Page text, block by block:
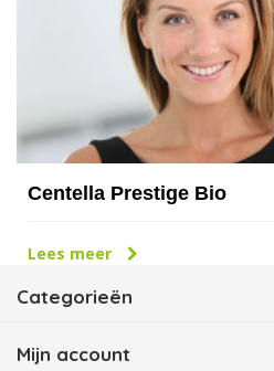
Centella Prestige Bio
Lees meer
Categorieën
Mijn account